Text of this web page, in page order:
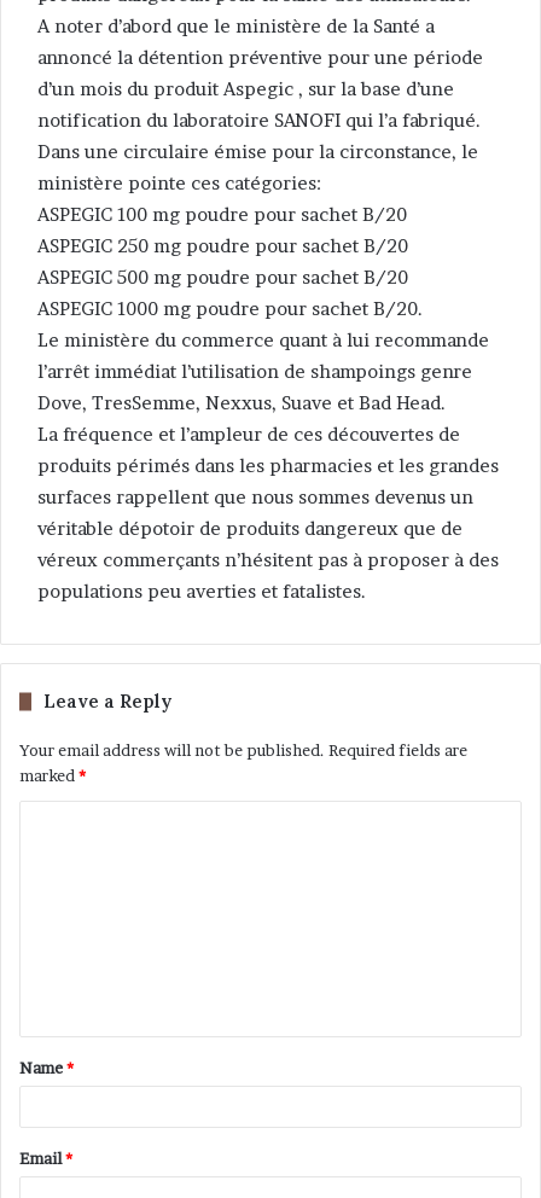
A noter d’abord que le ministère de la Santé a
annoncé la détention préventive pour une période
d’un mois du produit Aspegic , sur la base d’une
notification du laboratoire SANOFI qui l’a fabriqué.
Dans une circulaire émise pour la circonstance, le
ministère pointe ces catégories:
ASPEGIC 100 mg poudre pour sachet B/20
ASPEGIC 250 mg poudre pour sachet B/20
ASPEGIC 500 mg poudre pour sachet B/20
ASPEGIC 1000 mg poudre pour sachet B/20.
Le ministère du commerce quant à lui recommande
l’arrêt immédiat l’utilisation de shampoings genre
Dove, TresSemme, Nexxus, Suave et Bad Head.
La fréquence et l’ampleur de ces découvertes de
produits périmés dans les pharmacies et les grandes
surfaces rappellent que nous sommes devenus un
véritable dépotoir de produits dangereux que de
véreux commerçants n’hésitent pas à proposer à des
populations peu averties et fatalistes.
Leave a Reply
Your email address will not be published. Required fields are
marked *
Name*
Email*